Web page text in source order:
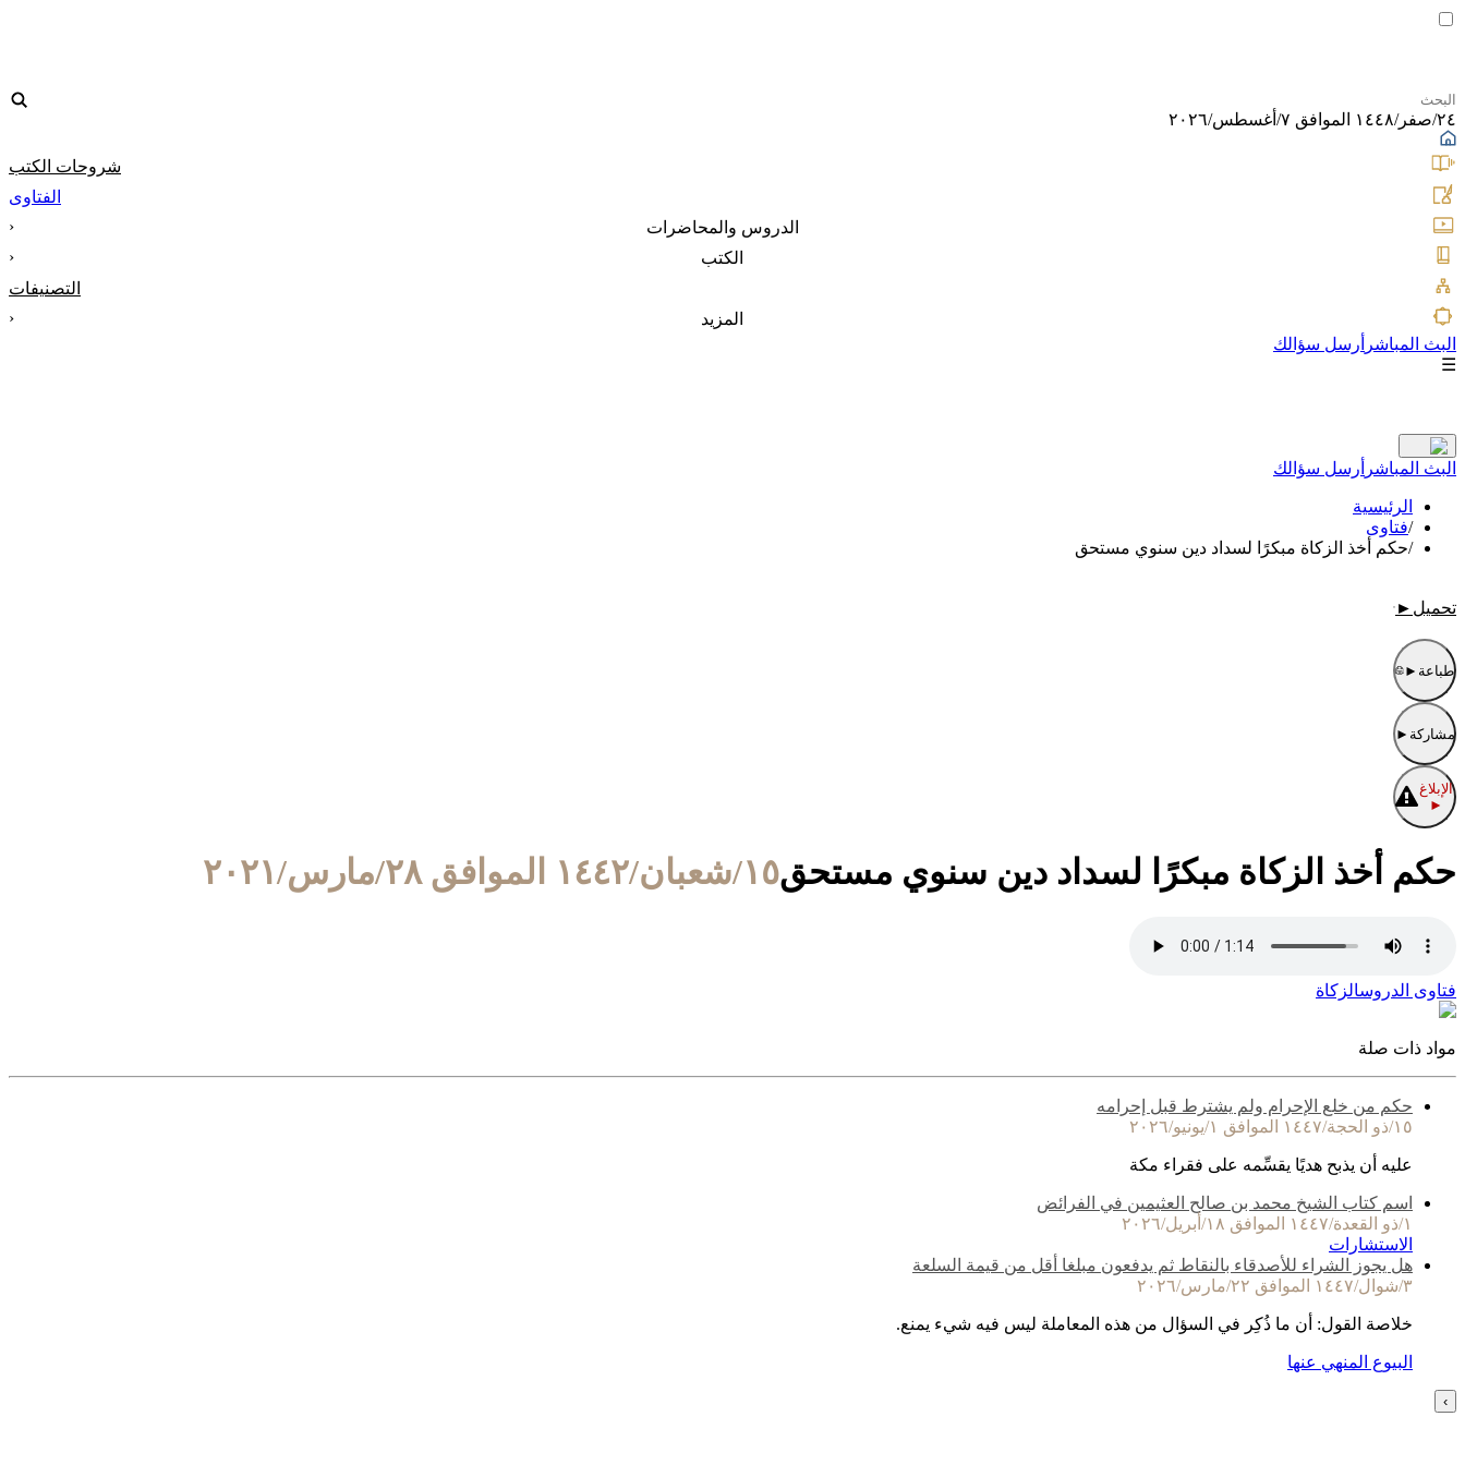
٢٤/صفر/١٤٤٨ الموافق ٧/أغسطس/٢٠٢٦
شروحات الكتب
الفتاوى
الدروس والمحاضرات
‹
الكتب
‹
التصنيفات
المزيد
‹
البث المباشر أرسل سؤالك
☰
البث المباشر أرسل سؤالك
الرئيسية
/فتاوى
/حكم أخذ الزكاة مبكرًا لسداد دين سنوي مستحق
تحميل ►
طباعة ►
مشاركة ►
الإبلاغ
►
حكم أخذ الزكاة مبكرًا لسداد دين سنوي مستحق١٥/شعبان/١٤٤٢ الموافق ٢٨/مارس/٢٠٢١
فتاوى الدروسالزكاة
مواد ذات صلة
حكم من خلع الإحرام ولم يشترط قبل إحرامه
١٥/ذو الحجة/١٤٤٧ الموافق ١/يونيو/٢٠٢٦
عليه أن يذبح هديًا يقسِّمه على فقراء مكة
اسم كتاب الشيخ محمد بن صالح العثيمين في الفرائض
١/ذو القعدة/١٤٤٧ الموافق ١٨/أبريل/٢٠٢٦
الاستشارات
هل يجوز الشراء للأصدقاء بالنقاط ثم يدفعون مبلغا أقل من قيمة السلعة
٣/شوال/١٤٤٧ الموافق ٢٢/مارس/٢٠٢٦
خلاصة القول: أن ما ذُكِر في السؤال من هذه المعاملة ليس فيه شيء يمنع.
البيوع المنهي عنها
›